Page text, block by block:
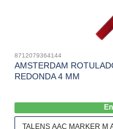
8712079364144
AMSTERDAM
REDONDA 4 MM